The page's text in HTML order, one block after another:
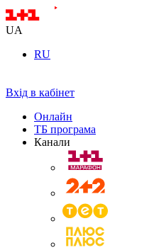
UA
RU
Вхід в кабінет
Онлайн
ТБ програма
Канали